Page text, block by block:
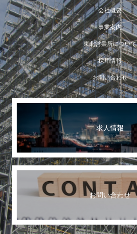
会社概要
事業案内
東北営業所について
採用情報
お問い合わせ
求人情報
お問い合わせ